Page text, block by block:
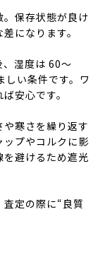
保存状態が良け
になります。
湿度は 60～
しい条件です。ワ
安心です。
寒さを繰り返す
ップやコルクに影
避けるため遮光
定の際に“良質